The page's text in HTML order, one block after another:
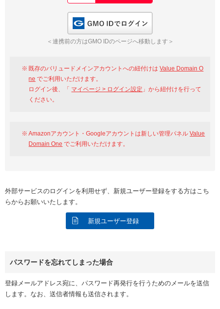
GMO ID Amazon
※AmazonはValue Domain Oneのログイン画面へ遷移します
Google Yahoo!
GMO ID
＜連携前の方はGMO IDのページへ移動します＞
既存のバリュードメインアカウントへの紐付けはValue Domain O
ne でご利用いただけます。
ログイン後、「 マイページ > ログイン設定 」から紐付けを行って
ください。
Amazonアカウント・Googleアカウントは新しい管理パネルValue
Domain One でご利用いただけます。
外部サービスのログインを利用せず、新規ユーザー登録をする方はこち
らからお願いいたします。
新規ユーザー登録
パスワードを忘れてしまった場合
登録メールアドレス宛に、パスワード再発行を行うためのメールを送信
します。なお、送信者情報も送信されます。